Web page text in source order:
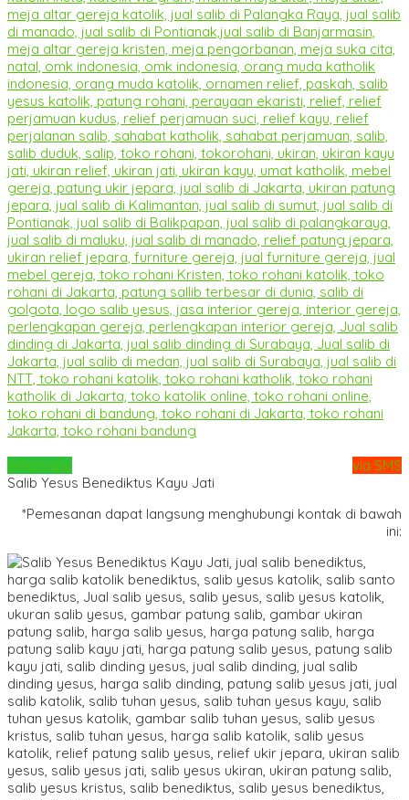
Whatsapp
via SMS
Salib Yesus Benediktus Kayu Jati
*Pemesanan dapat langsung menghubungi kontak di bawah
ini: